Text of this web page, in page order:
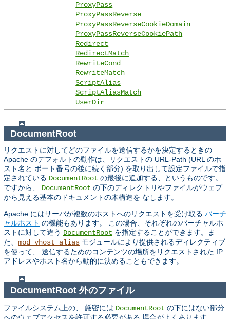
ProxyPass
ProxyPassReverse
ProxyPassReverseCookieDomain
ProxyPassReverseCookiePath
Redirect
RedirectMatch
RewriteCond
RewriteMatch
ScriptAlias
ScriptAliasMatch
UserDir
DocumentRoot
リクエストに対してどのファイルを送信するかを決定するときの
Apache のデフォルトの動作は、リクエストの URL-Path (URL のホ
スト名と ポート番号の後に続く部分) を取り出して設定ファイルで指
定されている DocumentRoot の最後に追加する、というものです。
ですから、 DocumentRoot の下のディレクトリやファイルがウェブ
から見える基本のドキュメントの木構造を なします。
Apache にはサーバが複数のホストへのリクエストを受け取る バーチ
ャルホスト の機能もあります。 この場合、それぞれのバーチャルホ
ストに対して違う DocumentRoot を指定することができます。ま
た、 mod_vhost_alias モジュールにより提供されるディレクティブ
を使って、 送信するためのコンテンツの場所をリクエストされた IP
アドレスやホスト名から動的に決めることもできます。
DocumentRoot 外のファイル
ファイルシステム上の、 厳密には DocumentRoot の下にはない部分
へのウェブアクセスを許可する必要がある 場合がよくあります。